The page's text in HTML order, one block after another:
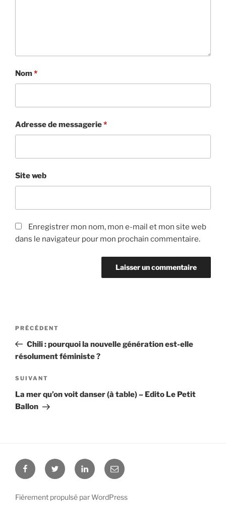
Nom*
Adresse de messagerie*
Site web
Enregistrer mon nom, mon e-mail et mon site web
dans le navigateur pour mon prochain commentaire.
Navigation
l’article
Article
précédent
PRÉCÉDENT
Chili : pourquoi la nouvelle génération est-elle
résolument féministe ?
Article
suivant
SUIVANT
La mer qu’on voit danser (à table) – Edito Le Petit
Ballon
FacebookTwitter LinkedinE-
mail
Fièrement propulsé par WordPress